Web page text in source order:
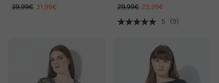
39,99€ 31,99€ 29,99€ 23,99€
5
(9)